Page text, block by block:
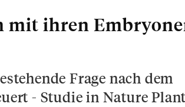
mit ihren
Frage nach dem
- Studie in Nature